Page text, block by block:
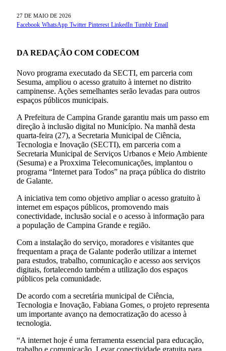
27 DE MAIO DE 2026
Facebook WhatsApp Twitter Pinterest LinkedIn Tumblr Email
DA REDAÇÃO COM CODECOM
Novo programa executado da SECTI, em parceria com
Sesuma, ampliou o acesso gratuito à internet no distrito
campinense. Ações semelhantes serão levadas para outros
espaços públicos municipais.
A Prefeitura de Campina Grande garantiu mais um passo em
direção à inclusão digital no Município. Na manhã desta
quarta-feira (27), a Secretaria Municipal de Ciência,
Tecnologia e Inovação (SECTI), em parceria com a
Secretaria Municipal de Serviços Urbanos e Meio Ambiente
(Sesuma) e a Proxxima Telecomunicações, implantou o
programa “Internet para Todos” na praça pública do distrito
de Galante.
A iniciativa tem como objetivo ampliar o acesso gratuito à
internet em espaços públicos, promovendo mais
conectividade, inclusão social e o acesso à informação para
a população de Campina Grande e região.
Com a instalação do serviço, moradores e visitantes que
frequentam a praça de Galante poderão utilizar a internet
para estudos, trabalho, comunicação e acesso aos serviços
digitais, fortalecendo também a utilização dos espaços
públicos pela comunidade.
De acordo com a secretária municipal de Ciência,
Tecnologia e Inovação, Fabiana Gomes, o projeto representa
um importante avanço na democratização do acesso à
tecnologia.
“A internet hoje é uma ferramenta essencial para educação,
trabalho e comunicação. Levar conectividade gratuita para